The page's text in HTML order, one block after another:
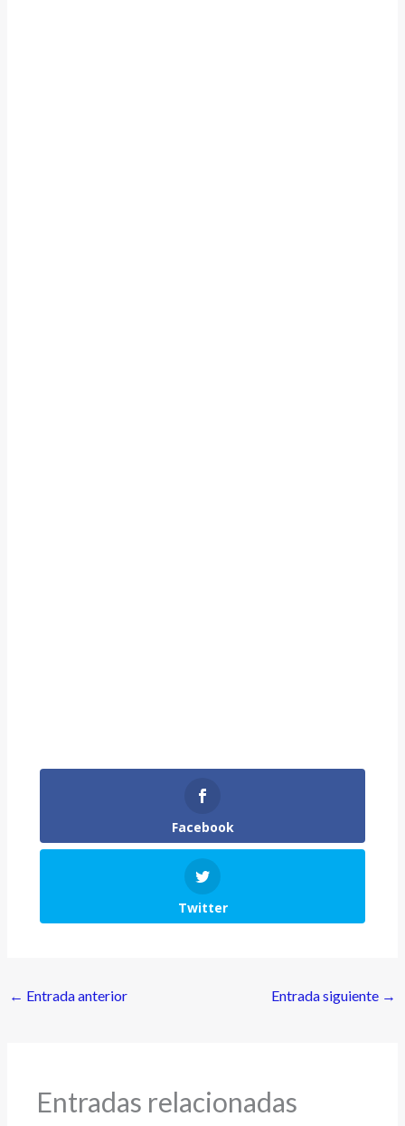
Facebook
Twitter
← Entrada anterior Entrada siguiente →
Entradas relacionadas